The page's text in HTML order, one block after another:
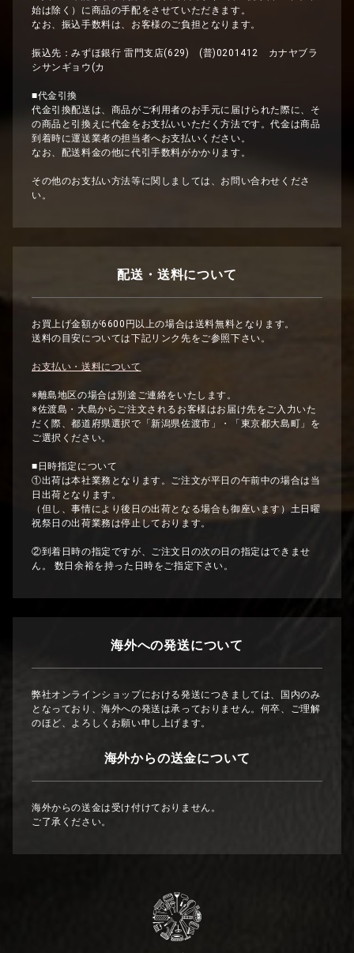
始は除く）に商品の手配をさせていただきます。
なお、振込手数料は、お客様のご負担となります。
振込先：みずほ銀行 雷門支店(629) (普)0201412 カナヤブラ
シサンギョウ(カ
■代金引換
代金引換配送は、商品がご利用者のお手元に届けられた際に、そ
の商品と引換えに代金をお支払いいただく方法です。代金は商品
到着時に運送業者の担当者へお支払いください。
なお、配送料金の他に代引手数料がかかります。
その他のお支払い方法等に関しましては、お問い合わせくださ
い。
配送・送料について
お買上げ金額が6600円以上の場合は送料無料となります。
送料の目安については下記リンク先をご参照下さい。
お支払い・送料について
※離島地区の場合は別途ご連絡をいたします。
※佐渡島・大島からご注文されるお客様はお届け先をご入力いた
だく際、都道府県選択で「新潟県佐渡市」・「東京都大島町」を
ご選択ください。
■日時指定について
①出荷は本社業務となります。ご注文が平日の午前中の場合は当
日出荷となります。
（但し、事情により後日の出荷となる場合も御座います）土日曜
祝祭日の出荷業務は停止しております。
②到着日時の指定ですが、ご注文日の次の日の指定はできませ
ん。 数日余裕を持った日時をご指定下さい。
海外への発送について
弊社オンラインショップにおける発送につきましては、国内のみ
となっており、海外への発送は承っておりません。何卒、ご理解
のほど、よろしくお願い申し上げます。
海外からの送金について
海外からの送金は受け付けておりません。
ご了承ください。